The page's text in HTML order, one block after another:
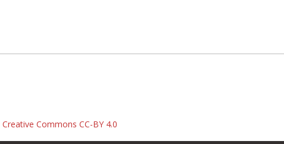
Creative Commons CC-BY 4.0